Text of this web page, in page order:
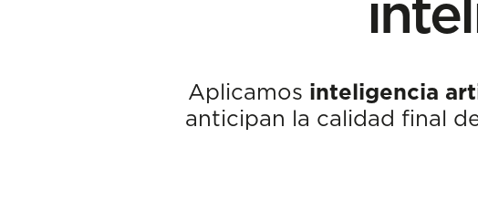
Aplicamos inteligencia
anticipan la calidad final